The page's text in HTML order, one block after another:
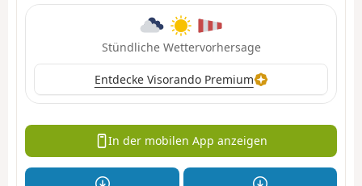
Stündliche Wettervorhersage
Entdecke Visorando Premium
In der mobilen App anzeigen